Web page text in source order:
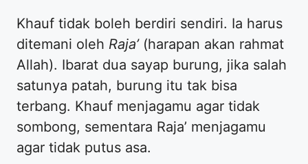
Khauf tidak boleh berdiri sendiri. Ia harus
ditemani oleh Raja’(harapan akan rahmat
Allah). Ibarat dua sayap burung, jika salah
satunya patah, burung itu tak bisa
terbang. Khauf menjagamu agar tidak
sombong, sementara Raja’ menjagamu
agar tidak putus asa.